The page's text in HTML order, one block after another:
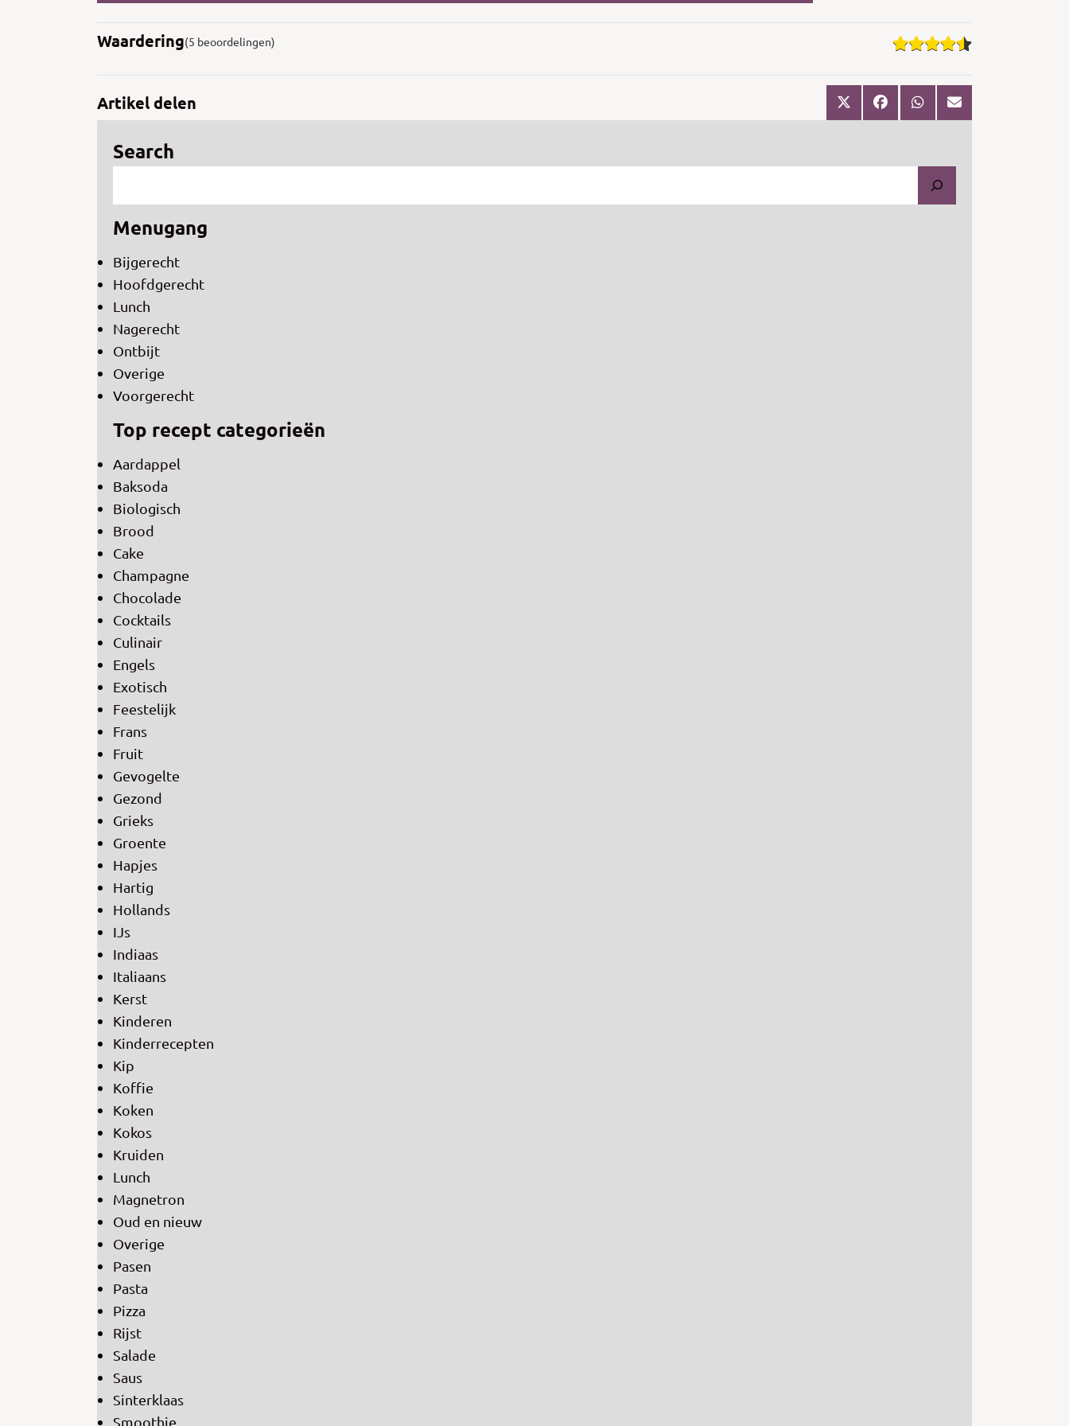
Waardering(5 beoordelingen)
Artikel delen
Search
Menugang
Bijgerecht
Hoofdgerecht
Lunch
Nagerecht
Ontbijt
Overige
Voorgerecht
Top recept categorieën
Aardappel
Baksoda
Biologisch
Brood
Cake
Champagne
Chocolade
Cocktails
Culinair
Engels
Exotisch
Feestelijk
Frans
Fruit
Gevogelte
Gezond
Grieks
Groente
Hapjes
Hartig
Hollands
IJs
Indiaas
Italiaans
Kerst
Kinderen
Kinderrecepten
Kip
Koffie
Koken
Kokos
Kruiden
Lunch
Magnetron
Oud en nieuw
Overige
Pasen
Pasta
Pizza
Rijst
Salade
Saus
Sinterklaas
Smoothie